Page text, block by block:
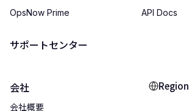
OpsNow Prime
サポートセンター
API Docs
会社
会社概要
Region